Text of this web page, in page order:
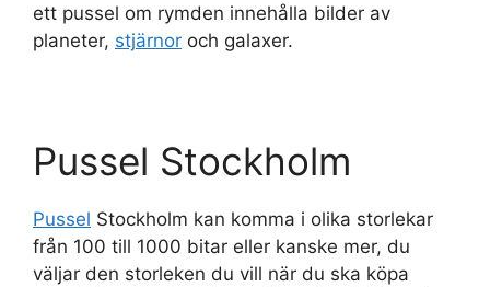
ett pussel om rymden innehålla bilder av
planeter, stjärnor och galaxer.
Pussel Stockholm
Pussel Stockholm kan komma i olika storlekar
från 100 till 1000 bitar eller kanske mer, du
väljar den storleken du vill när du ska köpa